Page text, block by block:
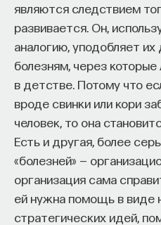
являются следствием
развивается. Он,
аналогию, уподобляет
болезням, через
в детстве. Потому что
вроде свинки или кори
человек, то она
Есть и другая, более
«болезней» —
организация сама
ей нужна помощь в виде
стратегических идей,
НАД МАТЕРИАЛОМ
Ивар
издатель, сооснователь Редакционно-
издательского
Ульяна
Сения